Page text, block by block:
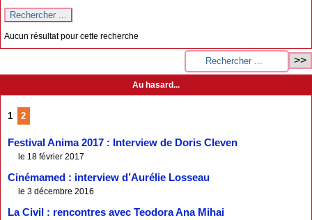
Aucun résultat pour cette recherche
Au hasard...
1 2
Festival Anima 2017 : Interview de Doris Cleven
le 18 février 2017
Cinémamed : interview d’Aurélie Losseau
le 3 décembre 2016
La Civil : rencontres avec Teodora Ana Mihai